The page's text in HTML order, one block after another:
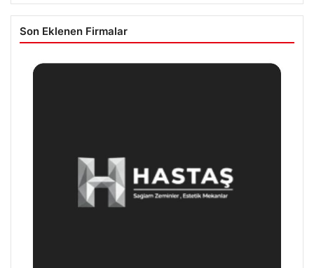
Son Eklenen Firmalar